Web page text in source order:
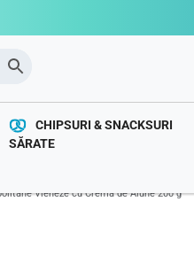
CHIPSURI & SNACKSURI
SĂRATE
Vieneze cu Cremă de Alune 200 g